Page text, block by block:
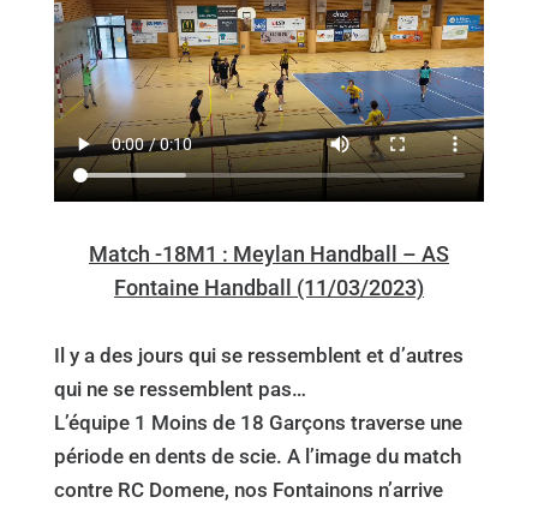
Match -18M1 : Meylan Handball – AS
Fontaine Handball (11/03/2023)
Il y a des jours qui se ressemblent et d’autres
qui ne se ressemblent pas…
L’équipe 1 Moins de 18 Garçons traverse une
période en dents de scie. A l’image du match
contre RC Domene, nos Fontainons n’arrive